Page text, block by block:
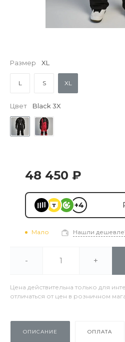
Размер XL
L S XL
Цвет Black 3X
48 450 ₽
+4
Мало Нашли
- +
Цена действительна только для
отличаться от цен в розничном
ОПИСАНИЕ ОПЛАТА